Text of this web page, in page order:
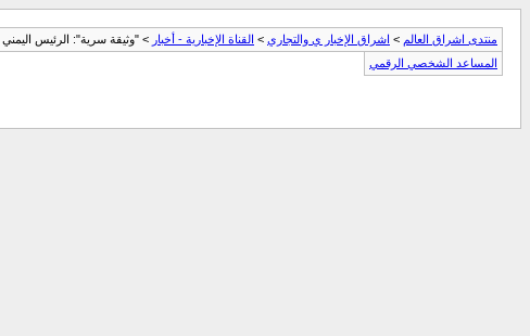
منتدى اشراق العالم > اشراق الإخبار ي والتجاري > القناة الإخبارية - أخبار > "وثيقة سرية": الرئيس اليمني يعتقل 12 وزيراً و 123 ضابطاً لمنعهم من
المساعد الشخصي الرقمي